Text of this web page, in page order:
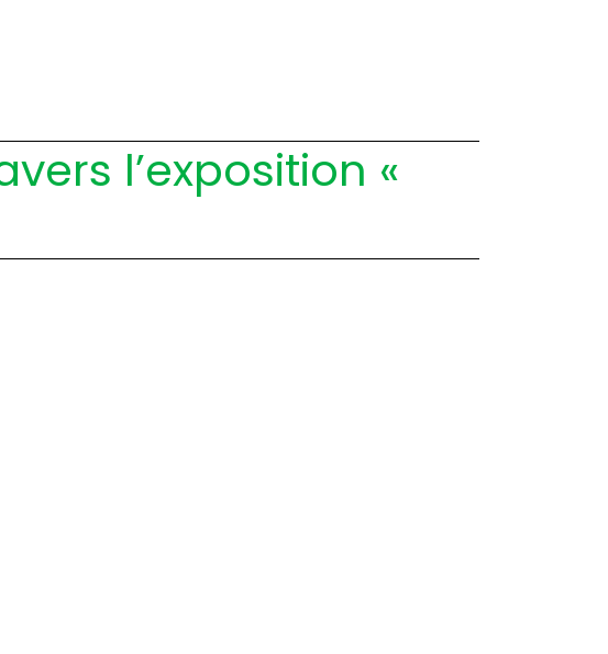
l’exposition «